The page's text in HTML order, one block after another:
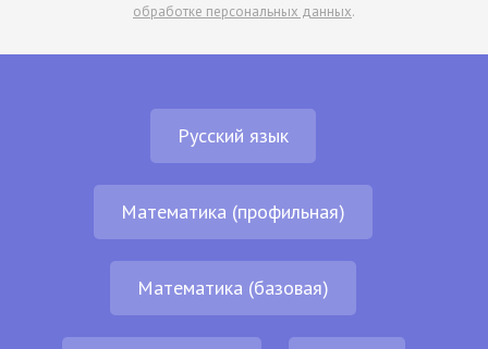
обработке персональных данных.
Русский язык
Математика (профильная)
Математика (базовая)